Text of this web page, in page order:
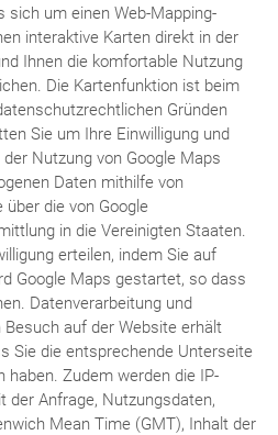
sich um einen Web-Mapping-
interaktive Karten direkt in der
Ihnen die komfortable Nutzung
Die Kartenfunktion ist beim
Gründen
Sie um Ihre Einwilligung und
Nutzung von Google Maps
Daten mithilfe von
die von Google
in die Vereinigten Staaten.
erteilen, indem Sie auf
Google Maps gestartet, so dass
Datenverarbeitung und
auf der Website erhält
Sie die entsprechende Unterseite
haben. Zudem werden die IP-
der Anfrage, Nutzungsdaten,
Mean Time (GMT), Inhalt der